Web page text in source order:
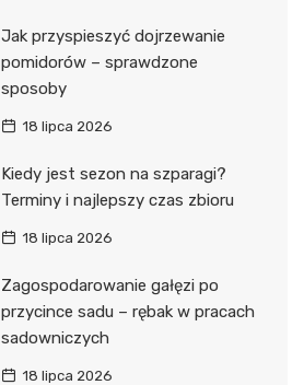
Jak przyspieszyć dojrzewanie
pomidorów – sprawdzone
sposoby
18 lipca 2026
Kiedy jest sezon na szparagi?
Terminy i najlepszy czas zbioru
18 lipca 2026
Zagospodarowanie gałęzi po
przycince sadu – rębak w pracach
sadowniczych
18 lipca 2026